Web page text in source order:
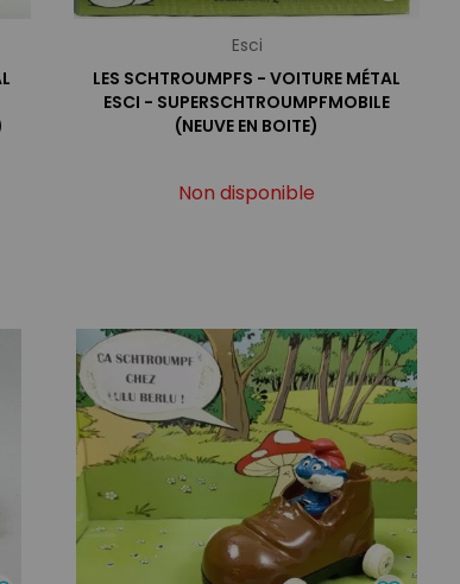
Esci
LES SCHTROUMPFS - VOITURE MÉTAL
ESCI - SUPERSCHTROUMPFMOBILE
(NEUVE EN BOITE)
Non disponible